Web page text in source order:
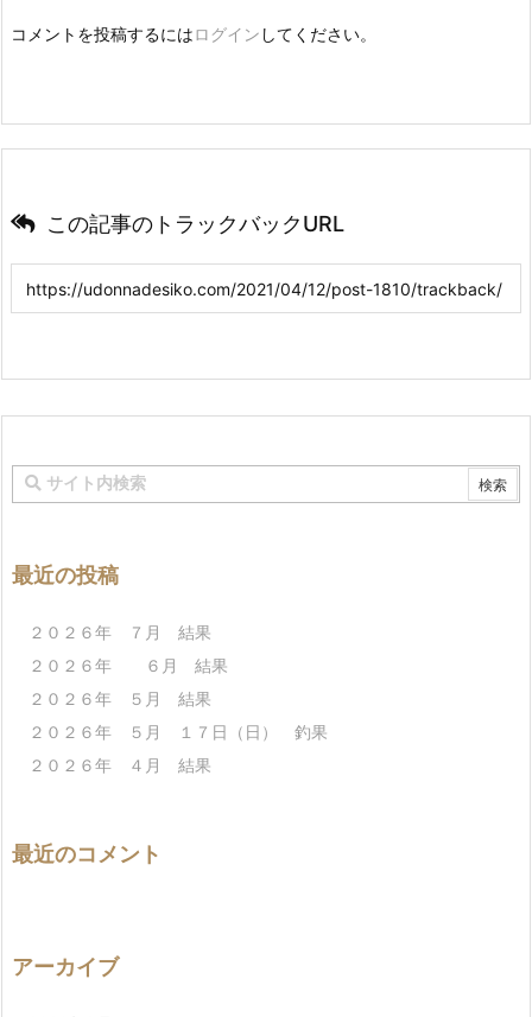
コメントを投稿するにはログイン してください。
この記事のトラックバックURL
最近の投稿
２０２６年 ７月 結果
２０２６年 ６月 結果
２０２６年 ５月 結果
２０２６年 ５月 １７日（日） 釣果
２０２６年 ４月 結果
最近のコメント
アーカイブ